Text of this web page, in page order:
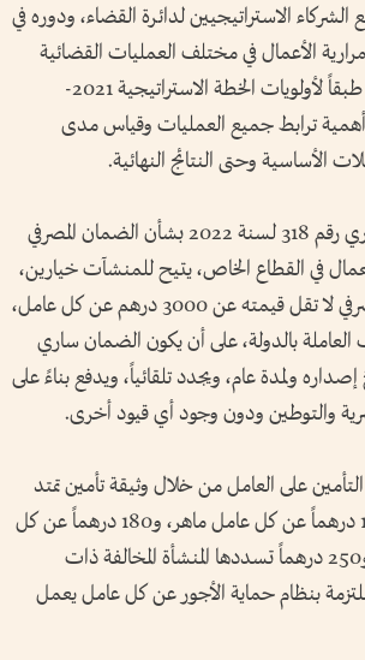
الشركاء الاستراتيجيين لدائرة القضاء، ودوره في
الأعمال في مختلف العمليات القضائية
والإجراءات التنفيذية، طبقاً لأولويات الخطة الاستراتيجية 2021-
على أهمية ترابط جميع العمليات وقياس مدى
الأساسية وحتى النتائج النهائية.
يشار إلى أن القرار الوزاري رقم 318 لسنة 2022 بشأن الضمان المصرفي
في القطاع الخاص، يتيح للمنشآت خيارين،
أولهما سداد ضمان مصرفي لا تقل قيمته عن 3000 درهم عن كل عامل،
بالدولة، على أن يكون الضمان ساري
إصداره ولمدة عام، ويجدد تلقائياً، ويدفع بناءً على
والتوطين ودون وجود أي قيود أخرى.
التأمين على العامل من خلال وثيقة تأمين تمتد
30 شهراً بقيمة 137.50 درهماً عن كل عامل ماهر، و180 درهماً عن كل
عامل محدود المهارة، و250 درهماً تسددها المنشأة المخالفة ذات
بنظام حماية الأجور عن كل عامل يعمل